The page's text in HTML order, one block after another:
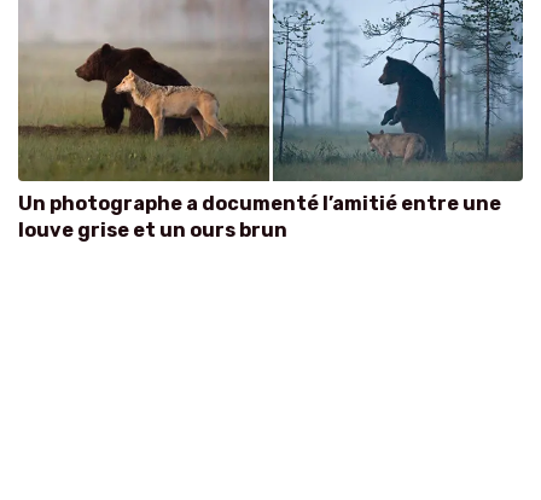
Un photographe a documenté l’amitié entre une
louve grise et un ours brun